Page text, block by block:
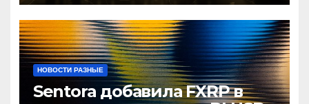
НОВОСТИ РАЗНЫЕ
Sentora добавила FXRP в